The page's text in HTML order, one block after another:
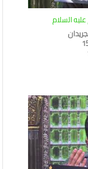
السلام